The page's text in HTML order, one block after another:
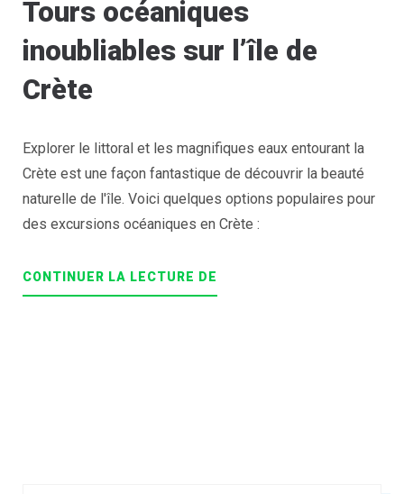
Tours océaniques
inoubliables sur l’île de
Crète
Explorer le littoral et les magnifiques eaux entourant la
Crète est une façon fantastique de découvrir la beauté
naturelle de l'île. Voici quelques options populaires pour
des excursions océaniques en Crète :
CONTINUER LA LECTURE DE
OCEAN